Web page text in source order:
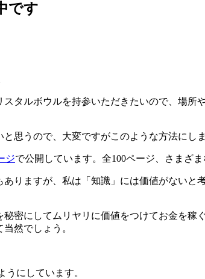
です
タルボウルを持参いただきたいので、場所
思うので、大変ですがこのような方法にしま
ジで公開しています。全100ページ、さまざま
りますが、私は「知識」には価値がないと
密にしてムリヤリに価値をつけてお金を稼
然でしょう。
にしています。